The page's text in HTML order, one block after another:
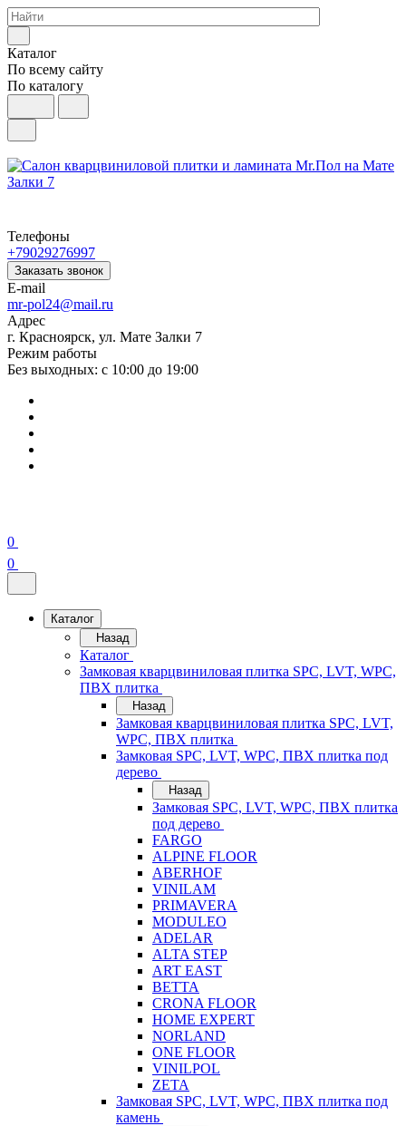
Каталог
По всему сайту
По каталогу
Телефоны
+79029276997
Заказать звонок
E-mail
mr-pol24@mail.ru
Адрес
г. Красноярск, ул. Мате Залки 7
Режим работы
Без выходных: с 10:00 до 19:00
0
0
Каталог
Назад
Каталог
Замковая кварцвиниловая плитка SPC, LVT, WPC,
ПВХ плитка
Назад
Замковая кварцвиниловая плитка SPC, LVT,
WPC, ПВХ плитка
Замковая SPC, LVT, WPC, ПВХ плитка под
дерево
Назад
Замковая SPC, LVT, WPC, ПВХ плитка
под дерево
FARGO
ALPINE FLOOR
ABERHOF
VINILAM
PRIMAVERA
MODULEO
ADELAR
ALTA STEP
ART EAST
BETTA
CRONA FLOOR
HOME EXPERT
NORLAND
ONE FLOOR
VINILPOL
ZETA
Замковая SPC, LVT, WPC, ПВХ плитка под
камень